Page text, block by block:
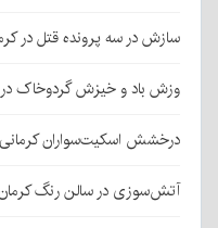
سازش در سه پرونده قتل در
وزش باد و خیزش گردوخاک در
درخشش اسکیت‌سواران
آتش‌سوزی در سالن رنگ